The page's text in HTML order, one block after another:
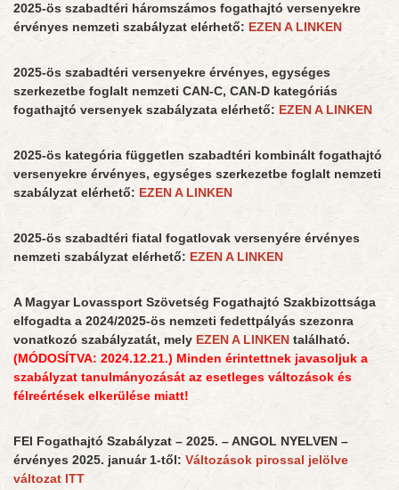
2025-ös szabadtéri háromszámos fogathajtó versenyekre
érvényes nemzeti szabályzat elérhető: EZEN A LINKEN
2025-ös szabadtéri versenyekre érvényes, egységes
szerkezetbe foglalt nemzeti CAN-C, CAN-D kategóriás
fogathajtó versenyek szabályzata elérhető: EZEN A LINKEN
2025-ös kategória független szabadtéri kombinált fogathajtó
versenyekre érvényes, egységes szerkezetbe foglalt nemzeti
szabályzat elérhető: EZEN A LINKEN
2025-ös szabadtéri fiatal fogatlovak versenyére érvényes
nemzeti szabályzat elérhető: EZEN A LINKEN
A Magyar Lovassport Szövetség Fogathajtó Szakbizottsága
elfogadta a 2024/2025-ös nemzeti fedettpályás szezonra
vonatkozó szabályzatát, mely EZEN A LINKEN található.
(MÓDOSÍTVA: 2024.12.21.) Minden érintettnek javasoljuk a
szabályzat tanulmányozását az esetleges változások és
félreértések elkerülése miatt!
FEI Fogathajtó Szabályzat – 2025. – ANGOL NYELVEN –
érvényes 2025. január 1-től: Változások pirossal jelölve
változat ITT